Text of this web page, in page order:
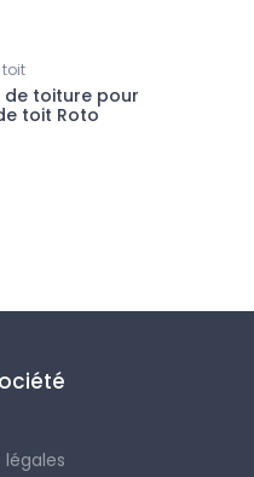
toit
de toiture pour
toit Roto
légales